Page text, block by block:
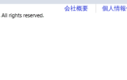
会社概要 個人情